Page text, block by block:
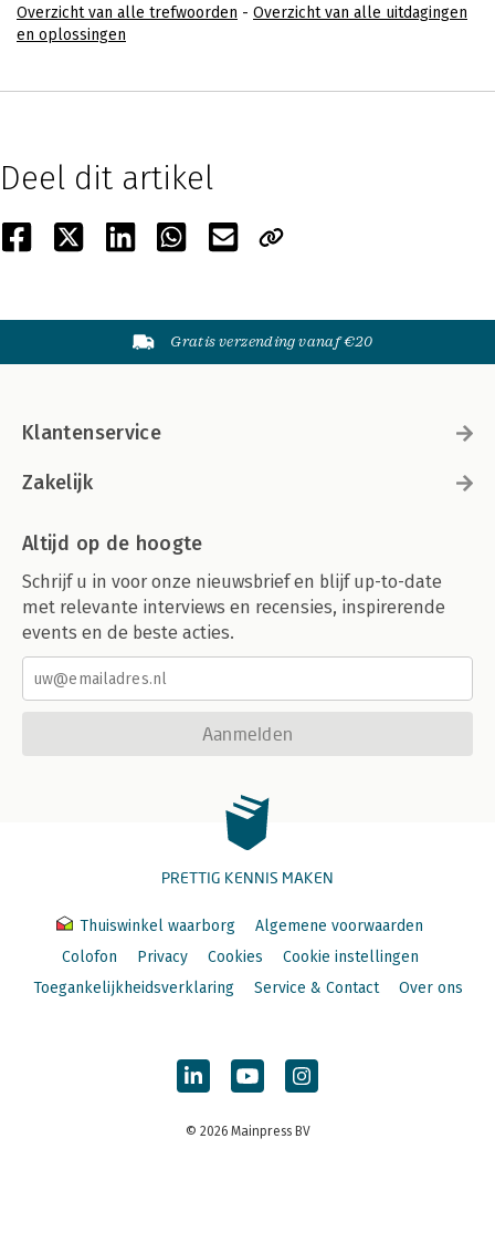
Overzicht van alle trefwoorden - Overzicht van alle uitdagingen
en oplossingen
Deel dit artikel
Gratis verzending vanaf €20
Klantenservice
Zakelijk
Altijd op de hoogte
Schrijf u in voor onze nieuwsbrief en blijf up-to-date
met relevante interviews en recensies, inspirerende
events en de beste acties.
Aanmelden
PRETTIG KENNIS MAKEN
Thuiswinkel waarborg
Algemene voorwaarden
Colofon
Privacy Cookies
Cookie instellingen
Toegankelijkheidsverklaring
Service & Contact Over ons
© 2026 Mainpress BV